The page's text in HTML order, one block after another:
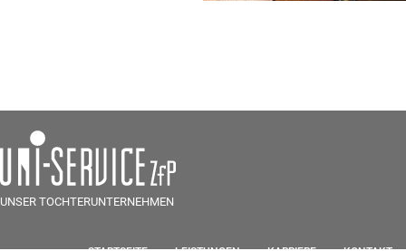
UNSER TOCHTERUNTERNEHMEN